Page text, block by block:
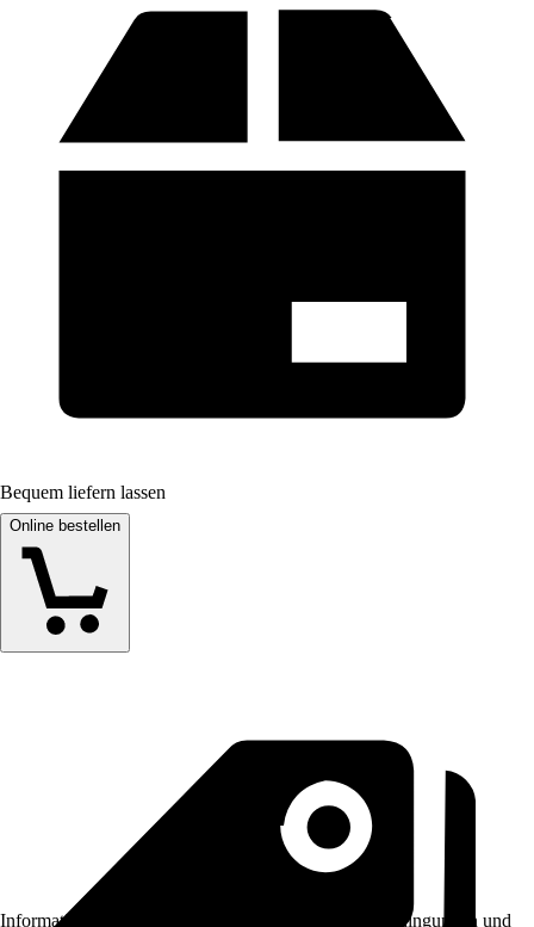
Bequem liefern lassen
Online bestellen
Informationen des Verkäufers, wie z. B. Rückgabebedingungen und